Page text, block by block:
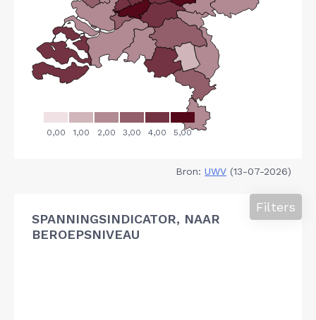
Bron: UWV (13-07-2026)
SPANNINGSINDICATOR, NAAR
BEROEPSNIVEAU
Filters